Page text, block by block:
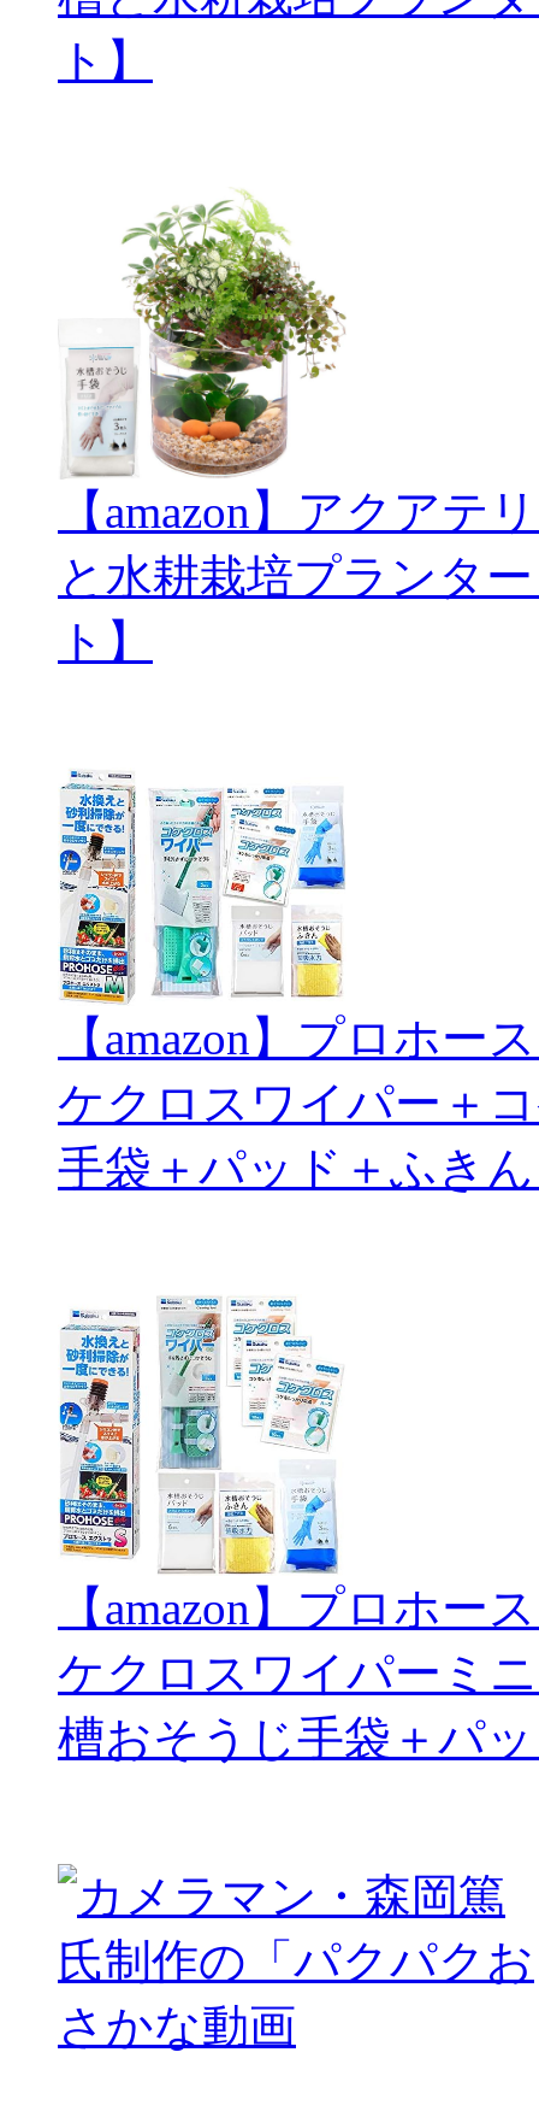
ト】
【amazon】アクアテ
と水耕栽培プランタ
ト】
【amazon】プロホ
ケクロスワイパー＋
手袋＋パッド＋ふき
【amazon】プロホー
ケクロスワイパーミ
槽おそうじ手袋＋パ